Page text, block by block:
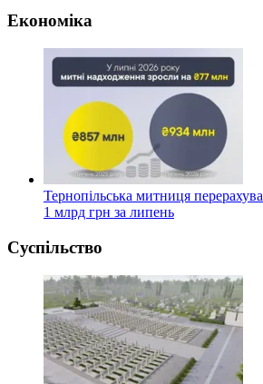
Економіка
Тернопільська митниця
1 млрд грн за липень
Суспільство